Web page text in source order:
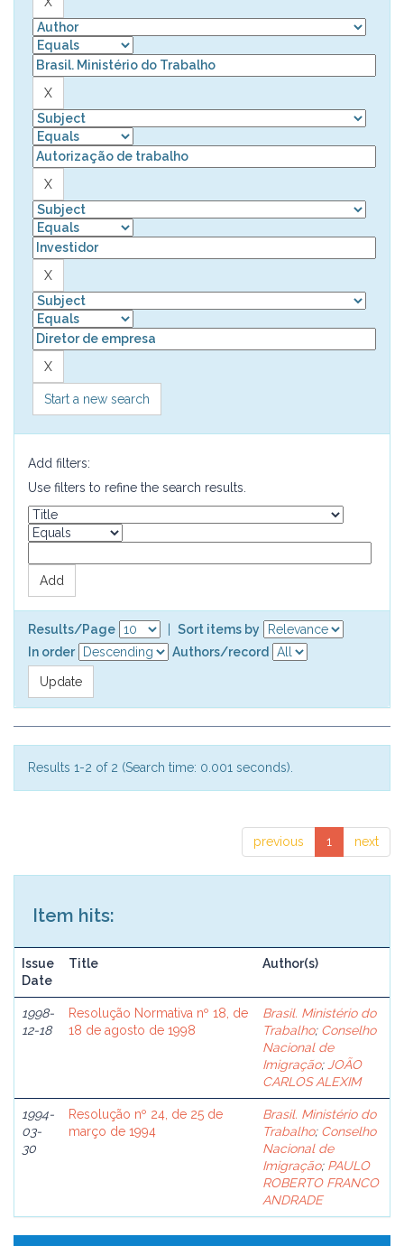
Start a new search
Add filters:
Use filters to refine the search results.
Results/Page
Sort items by
In order
Authors/record
Results 1-2 of 2 (Search time: 0.001 seconds).
previous 1 next
Item hits:
Issue
Date
Title Author(s)
1998-
12-18
Resolução Normativa nº 18, de
18 de agosto de 1998
Brasil. Ministério do
Trabalho; Conselho
Nacional de
Imigração; JOÃO
CARLOS ALEXIM
1994-
03-
30
Resolução nº 24, de 25 de
março de 1994
Brasil. Ministério do
Trabalho; Conselho
Nacional de
Imigração; PAULO
ROBERTO FRANCO
ANDRADE